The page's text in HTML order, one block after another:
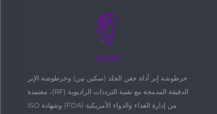
خرطوشة إبر أداة حقن الجلد (سكين بين) وخرطوشة الإبر
الدقيقة المدمجة مع تقنية الترددات الراديوية (RF)، معتمدة
من إدارة الغذاء والدواء الأمريكية (FDA) وشهادة ISO